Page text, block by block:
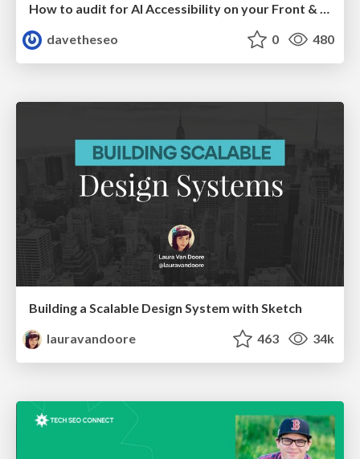
How to audit for AI Accessibility on your Front & Back End
davetheseo
0 480
Building a Scalable Design System with Sketch
lauravandoore
463 34k